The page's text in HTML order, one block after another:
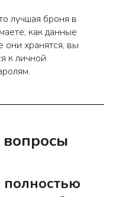
лучшая броня в
как данные
они хранятся, вы
к личной
вопросы